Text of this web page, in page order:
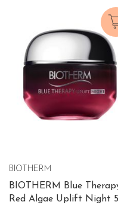
BIOTHERM
BIOTHERM Blue
Red Algae Uplift Night